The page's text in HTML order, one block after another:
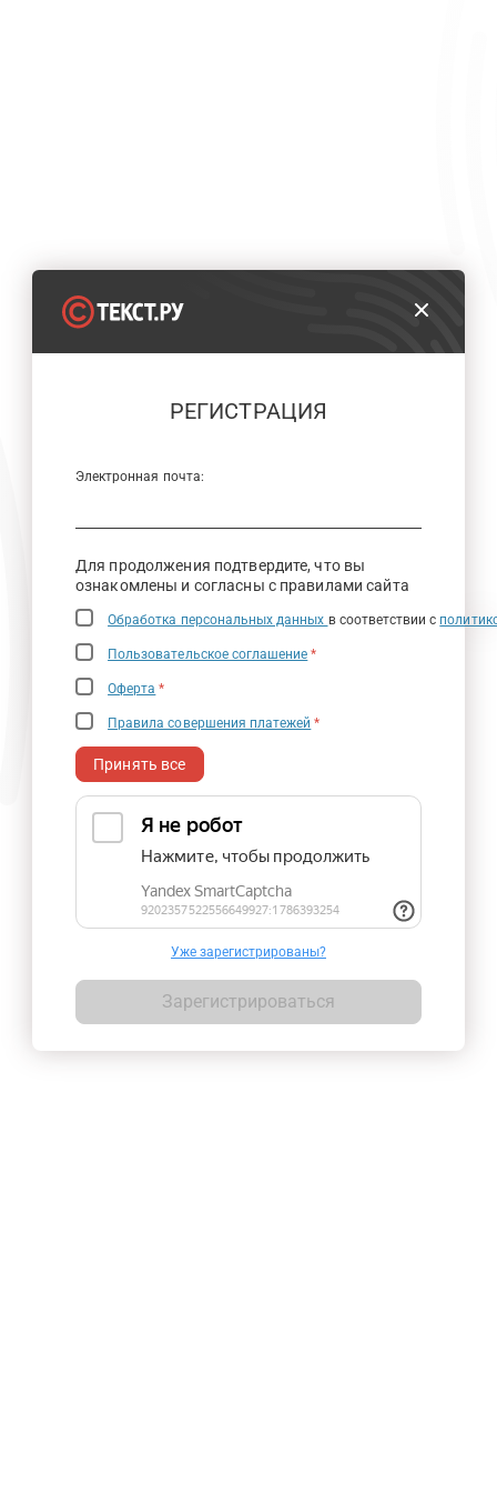
РЕГИСТРАЦИЯ
Электронная почта:
Для продолжения подтвердите, что вы
ознакомлены и согласны с правилами сайта
Обработка персональных данных в соответствии с
Пользовательское соглашение *
Оферта *
Правила совершения платежей *
Принять все
Уже зарегистрированы?
Зарегистрироваться